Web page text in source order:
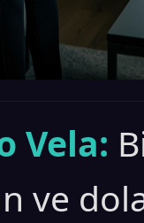
Vela:
ve